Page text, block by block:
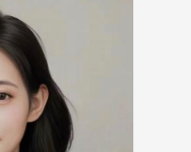
有着深入理
School
与润色
及面试模拟
）等服务。
析、创意写作
发掘自身独特
兼具真实性与
中心，通过深
，在理想目标
平衡，帮助家
请过程。其指
大学、耶鲁大
夕法尼亚大
大学、约翰霍